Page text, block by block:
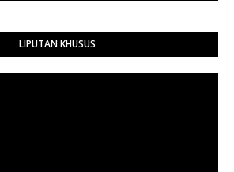
LIPUTAN KHUSUS